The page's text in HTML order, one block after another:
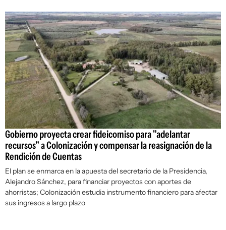
Gobierno proyecta crear fideicomiso para "adelantar
recursos" a Colonización y compensar la reasignación de la
Rendición de Cuentas
El plan se enmarca en la apuesta del secretario de la Presidencia,
Alejandro Sánchez, para financiar proyectos con aportes de
ahorristas; Colonización estudia instrumento financiero para afectar
sus ingresos a largo plazo